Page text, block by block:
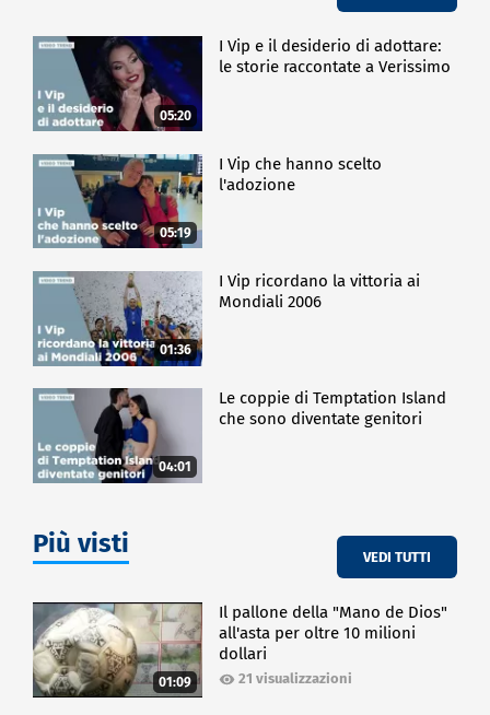
05:20
I Vip e il desiderio di adottare:
le storie raccontate a Verissimo
05:19
I Vip che hanno scelto
l'adozione
01:36
I Vip ricordano la vittoria ai
Mondiali 2006
04:01
Le coppie di Temptation Island
che sono diventate genitori
Più visti VEDI TUTTI
01:09
Il pallone della "Mano de Dios"
all'asta per oltre 10 milioni
dollari
21 visualizzazioni